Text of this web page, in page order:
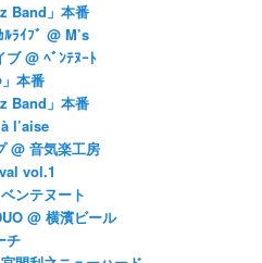
Band」本番
ﾗｲﾌﾞ @ M’s
ブ @ ﾍﾞﾝﾃﾇｰﾄ
本番
Band」本番
l’aise
@ 音気楽工房
vol.1
ンテヌート
@ 横濱ビール
チ